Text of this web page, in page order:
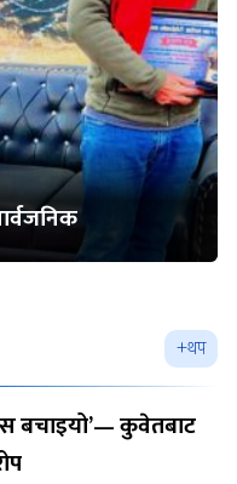
+थप
बचाइयो’— कुवेतबाट